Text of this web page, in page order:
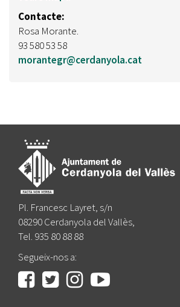
Contacte:
Rosa Morante.
93 580 53 58
morantegr@cerdanyola.cat
Pl. Francesc Layret, s/n
08290 Cerdanyola del Vallès,
Tel. 935 80 88 88
Segueix-nos a: